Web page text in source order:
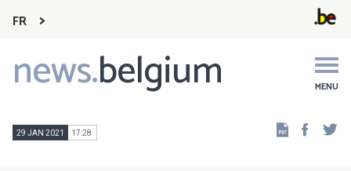
FR
news.belgium MENU
Main
navigation
29 JAN 2021 17:28